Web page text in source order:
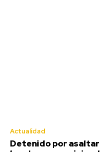
Actualidad
Detenido por asaltar